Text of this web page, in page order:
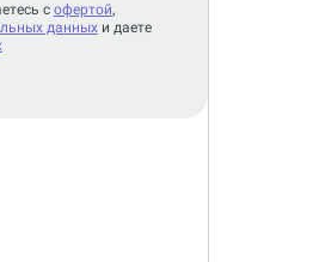
с офертой,
данныхи даете